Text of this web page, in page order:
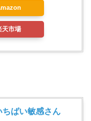
天市場
ちばい敏感さん